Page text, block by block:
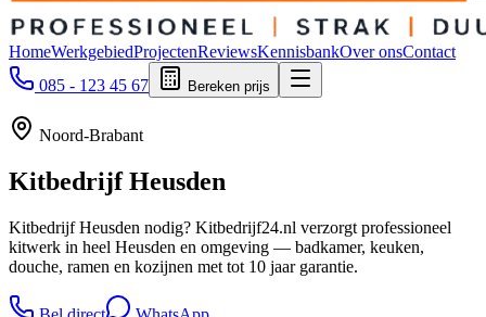
HomeWerkgebiedProjectenReviewsKennisbankOver onsContact
085 - 123 45 67
Bereken prijs
Noord-Brabant
KitbedrijfHeusden
Kitbedrijf Heusden nodig? Kitbedrijf24.nl verzorgt professioneel
kitwerk in heel Heusden en omgeving — badkamer, keuken,
douche, ramen en kozijnen met tot 10 jaar garantie.